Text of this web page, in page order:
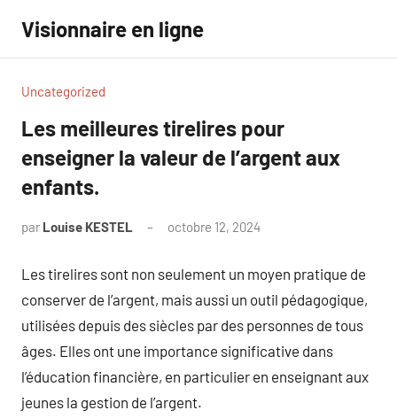
contenu
Visionnaire en ligne
Uncategorized
Les meilleures tirelires pour
enseigner la valeur de l’argent aux
enfants.
par Louise KESTEL octobre 12, 2024
Les tirelires sont non seulement un moyen pratique de
conserver de l’argent, mais aussi un outil pédagogique,
utilisées depuis des siècles par des personnes de tous
âges. Elles ont une importance significative dans
l’éducation financière, en particulier en enseignant aux
jeunes la gestion de l’argent.